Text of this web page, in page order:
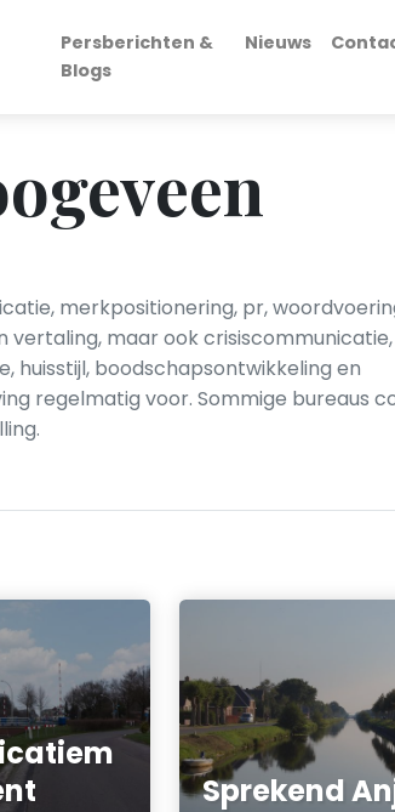
Persberichten &
Blogs
Nieuws
merkpositionering, pr,
maar ook
boodschapsontwikkeling en
regelmatig voor. Sommige bureaus
Sprekend